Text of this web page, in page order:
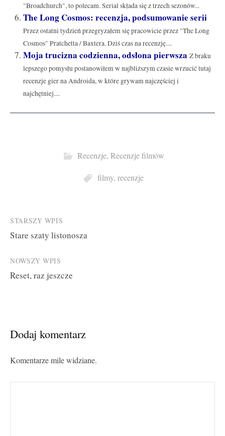
"Broadchurch", to polecam. Serial składa się z trzech sezonów...
The Long Cosmos: recenzja, podsumowanie serii
Przez ostatni tydzień przegryzałem się pracowicie przez "The Long
Cosmos" Pratchetta / Baxtera. Dziś czas na recenzję....
Moja trucizna codzienna, odsłona pierwsza Z braku
lepszego pomysłu postanowiłem w najbliższym czasie wrzucić tutaj
recenzje gier na Androida, w które grywam najczęściej i
najchętniej....
Recenzje, Recenzje filmów
filmy, recenzje
Post
navigation
STARSZY WPIS
Stare szaty listonosza
NOWSZY WPIS
Reset, raz jeszcze
Dodaj komentarz
Komentarze mile widziane.